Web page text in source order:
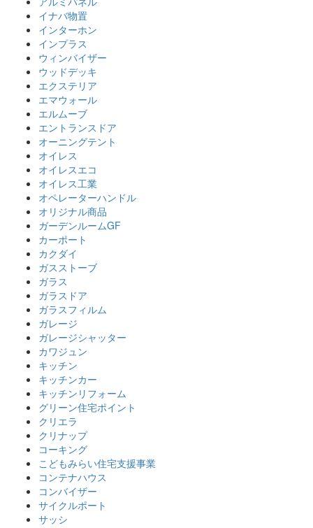
イナバ物置
インターホン
インプラス
ウィンバイザー
ウッドデッキ
エクステリア
エマウォール
エルムーブ
エントランスドア
オーニングテント
オイレス
オイレスエコ
オイレス工業
オペレーターハンドル
オリジナル商品
ガーデンルームGF
カーポート
カクダイ
ガスストーブ
ガラス
ガラスドア
ガラスフィルム
ガレージ
ガレージシャッター
カワジュン
キッチン
キッチンカー
キッチンリフォーム
グリーン住宅ポイント
クリエラ
クリナップ
コーキング
こどもみらい住宅支援事業
コンテナハウス
コンバイザー
サイクルポート
サッシ